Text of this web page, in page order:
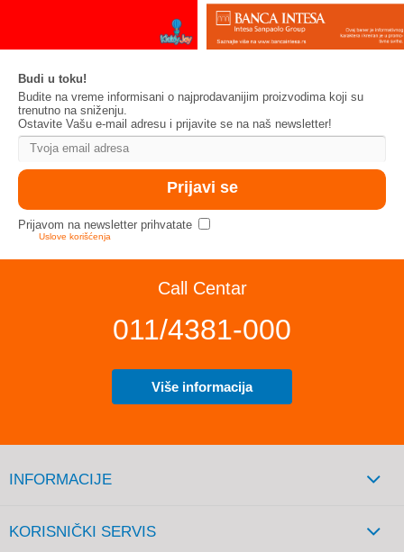
Budi u toku!
Budite na vreme informisani o najprodavanijim proizvodima koji su
trenutno na sniženju.
Ostavite Vašu e-mail adresu i prijavite se na naš newsletter!
Prijavom na newsletter prihvatate
Uslove korišćenja
Call Centar
011/4381-000
Više informacija
INFORMACIJE
KORISNIČKI SERVIS